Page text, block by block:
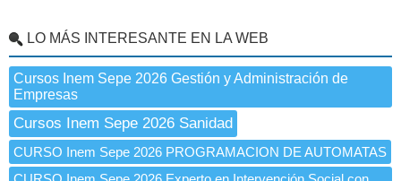
LO MÁS INTERESANTE EN LA WEB
Cursos Inem Sepe 2026 Gestión y Administración de
Empresas
Cursos Inem Sepe 2026 Sanidad
CURSO Inem Sepe 2026 PROGRAMACION DE AUTOMATAS